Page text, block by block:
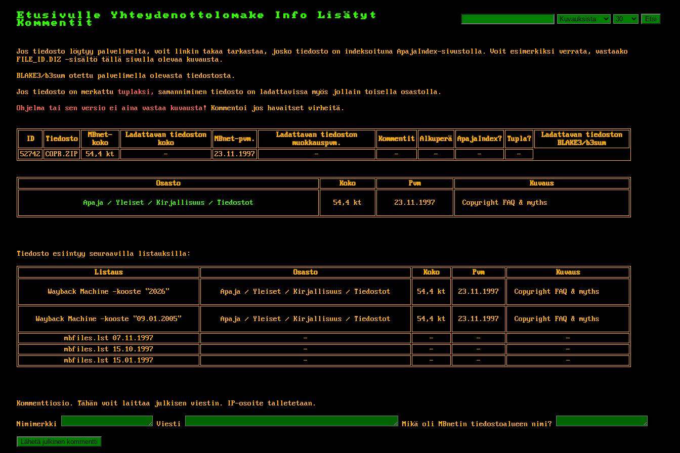
Etusivulle Yhteydenottolomake Info
Lisätyt
Kommentit
Etsi
Jos tiedosto löytyy palvelimelta, voit linkin takaa tarkastaa, josko tiedosto on indeksoituna ApajaIndex-sivustolla. Voit esimerkiksi verrata, vastaako
FILE_ID.DIZ -sisältö tällä sivulla olevaa kuvausta.
BLAKE3/b3sum otettu palvelimella olevasta tiedostosta.
Jos tiedosto on merkattu tuplaksi,
samanniminen tiedosto on ladattavissa myös jollain toisella osastolla.
Ohjelma tai sen versio ei aina vastaa kuvausta!
Kommentoi jos havaitset virheitä.
ID Tiedosto
MBnet-
koko
Ladattavan tiedoston
koko
MBnet-pvm.
Ladattavan tiedoston
muokkauspvm.
Kommentit Alkuperä ApajaIndex? Tupla?
Ladattavan tiedoston
BLAKE3/b3sum
52742
COPR.ZIP 54,4 kt - 23.11.1997 - - - - -
Osasto Koko Pvm Kuvaus
Apaja / Yleiset / Kirjallisuus / Tiedostot 54,4 kt 23.11.1997 Copyright FAQ & myths
Tiedosto esiintyy seuraavilla listauksilla:
Listaus Osasto Koko Pvm Kuvaus
Wayback Machine -kooste "2026" Apaja / Yleiset / Kirjallisuus / Tiedostot 54,4 kt 23.11.1997 Copyright FAQ & myths
Wayback Machine -kooste "09.01.2005" Apaja / Yleiset / Kirjallisuus / Tiedostot 54,4 kt 23.11.1997 Copyright FAQ & myths
mbfiles.lst 07.11.1997 - - -
-
mbfiles.lst 15.10.1997
- - -
-
mbfiles.lst 15.01.1997
- - - -
Kommenttiosio. Tähän voit laittaa julkisen viestin. IP-osoite talletetaan.
Nimimerkki Viesti Mikä oli MBnetin tiedostoalueen nimi?